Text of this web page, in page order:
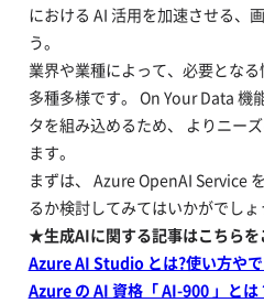
における AI 活用を加速させる、
う。
業界や業種によって、必要とな
多種多様です。 On Your Data 機
タを組み込めるため、 よりニー
ます。
まずは、 Azure OpenAI Service
るか検討してみてはいかがでしょ
★生成AIに関する記事はこちらを
Azure AI Studio とは?使い方や
Azure の AI 資格「 AI-900 」と